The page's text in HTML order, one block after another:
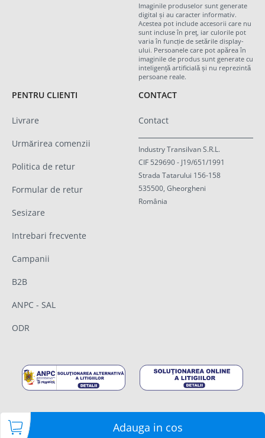
Adauga in cos
Imaginile produselor sunt generate
digital și au caracter informativ.
Acestea pot include accesorii care nu
sunt incluse în preț, iar culorile pot
varia în funcție de setările display-
ului. Persoanele care pot apărea în
imaginile de produs sunt generate cu
inteligență artificială și nu reprezintă
persoane reale.
PENTRU CLIENTI
Livrare
Urmărirea comenzii
Politica de retur
Formular de retur
Sesizare
Intrebari frecvente
Campanii
B2B
ANPC - SAL
ODR
CONTACT
Contact
Industry Transilvan S.R.L.
CIF 529690 - J19/651/1991
Strada Tatarului 156-158
535500, Gheorgheni
România